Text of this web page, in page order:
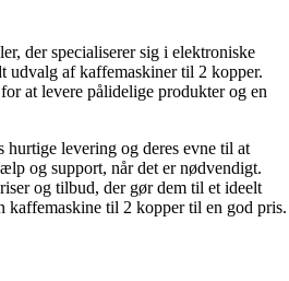
der specialiserer sig i elektroniske
udvalg af kaffemaskiner til 2 kopper.
at levere pålidelige produkter og en
levering og deres evne til at
og support, når det er nødvendigt.
og tilbud, der gør dem til et ideelt
kaffemaskine til 2 kopper til en god pris.